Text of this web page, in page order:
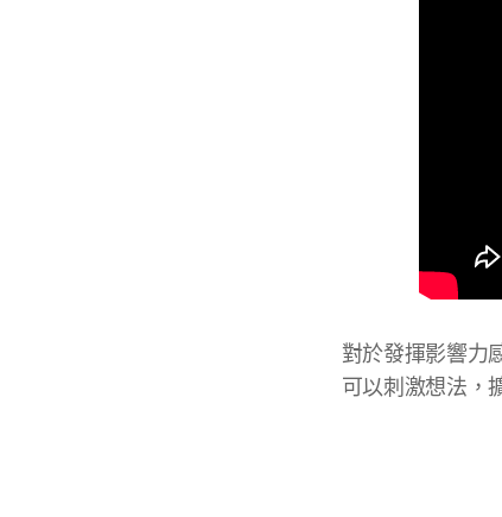
對於發揮影響力
可以刺激想法，